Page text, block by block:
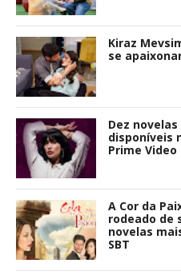
Kiraz
se
Dez
disponíveis
Prime Video
A Cor da
rodeado de
novelas
SBT